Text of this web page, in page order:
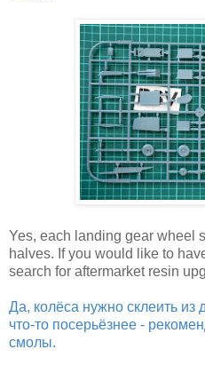
Yes, each landing gear wheel
halves. If you would like to
search for aftermarket resin
Да, колёса нужно склеить из
что-то посерьёзнее -
смолы.